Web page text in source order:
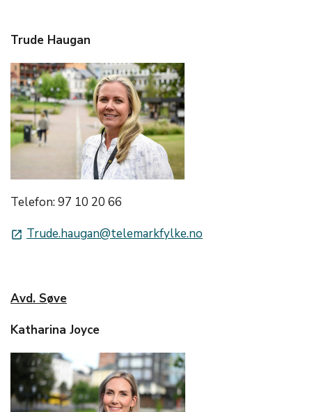
Trude Haugan
Telefon: 97 10 20 66
launch Trude.haugan@telemarkfylke.no
Avd. Søve
Katharina Joyce